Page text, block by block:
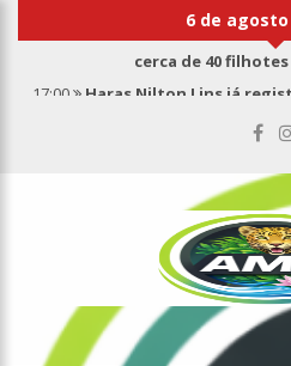
6 de agosto
Haras Nilton Lins já
suspeita de
de Manaus
Consumidores denunciam
mau cheiro em freezer de
Justiça proíbe ex-prefeito
Nhamundá,
Carro envolvido em
13:43
Wilson Lima entrega 68
equipamentos aos